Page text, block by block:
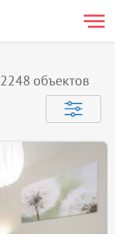
2248 объектов